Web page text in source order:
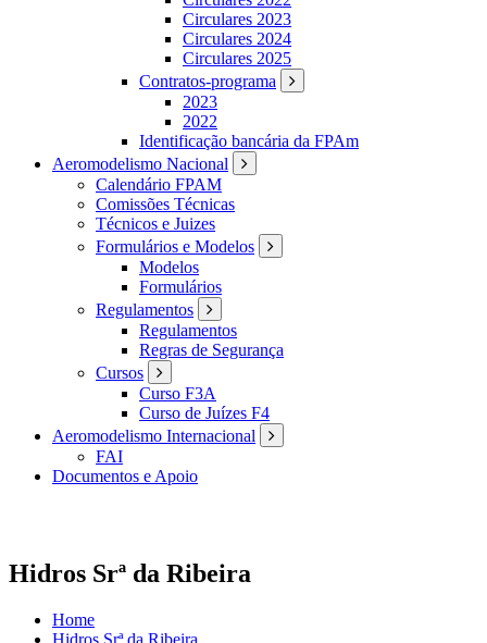
Circulares 2023
Circulares 2024
Circulares 2025
Contratos-programa
2023
2022
Identificação bancária da FPAm
Aeromodelismo Nacional
Calendário FPAM
Comissões Técnicas
Técnicos e Juizes
Formulários e Modelos
Modelos
Formulários
Regulamentos
Regulamentos
Regras de Segurança
Cursos
Curso F3A
Curso de Juízes F4
Aeromodelismo Internacional
FAI
Documentos e Apoio
Hidros Srª da Ribeira
Home